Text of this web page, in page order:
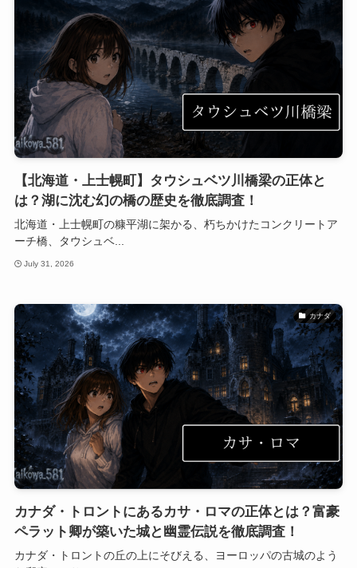
【北海道・上士幌町】タウシュベツ川橋梁の正体と
は？湖に沈む幻の橋の歴史を徹底調査！
北海道・上士幌町の糠平湖に架かる、朽ちかけたコンクリートア
ーチ橋、タウシュベ...
July 31, 2026
カナダ
カナダ・トロントにあるカサ・ロマの正体とは？富豪
ペラット卿が築いた城と幽霊伝説を徹底調査！
カナダ・トロントの丘の上にそびえる、ヨーロッパの古城のよう